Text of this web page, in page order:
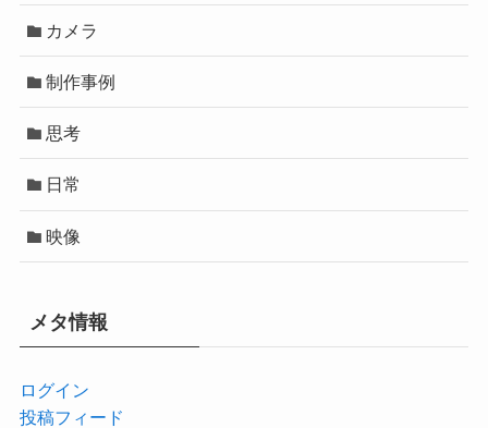
カメラ
制作事例
思考
日常
映像
メタ情報
ログイン
投稿フィード